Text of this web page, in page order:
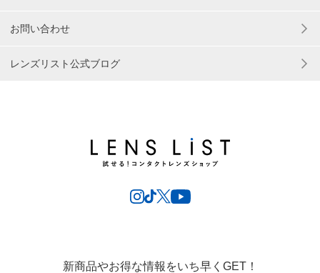
お問い合わせ
レンズリスト公式ブログ
新商品やお得な情報をいち早くGET！